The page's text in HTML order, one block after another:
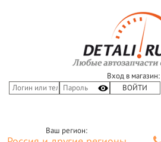
Вход в магазин:
Ваш регион: